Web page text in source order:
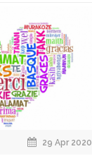
29 Apr 2020